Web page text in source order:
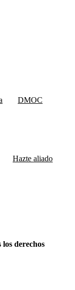
DMOC
Hazte aliado
derechos